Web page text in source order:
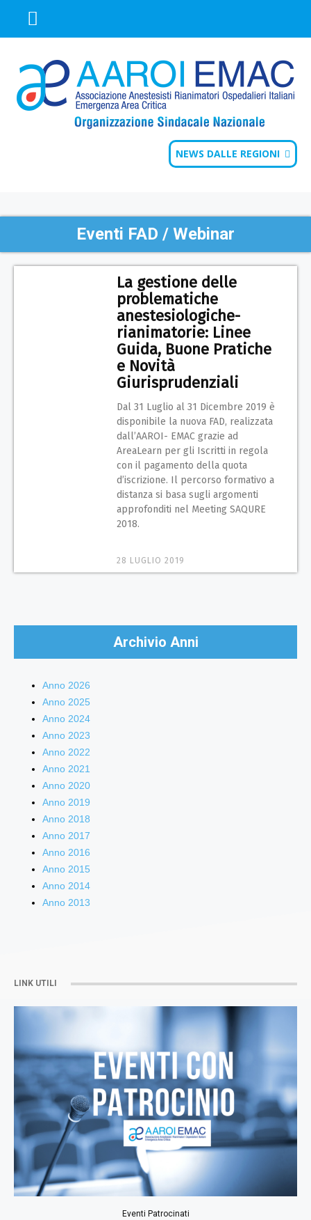
NEWS DALLE REGIONI
Eventi FAD / Webinar
La gestione delle
problematiche
anestesiologiche-
rianimatorie: Linee
Guida, Buone Pratiche
e Novità
Giurisprudenziali
Dal 31 Luglio al 31 Dicembre 2019 è
disponibile la nuova FAD, realizzata
dall’AAROI- EMAC grazie ad
AreaLearn per gli Iscritti in regola
con il pagamento della quota
d’iscrizione. Il percorso formativo a
distanza si basa sugli argomenti
approfonditi nel Meeting SAQURE
2018.
28 LUGLIO 2019
Archivio Anni
Anno 2026
Anno 2025
Anno 2024
Anno 2023
Anno 2022
Anno 2021
Anno 2020
Anno 2019
Anno 2018
Anno 2017
Anno 2016
Anno 2015
Anno 2014
Anno 2013
LINK UTILI
Eventi Patrocinati